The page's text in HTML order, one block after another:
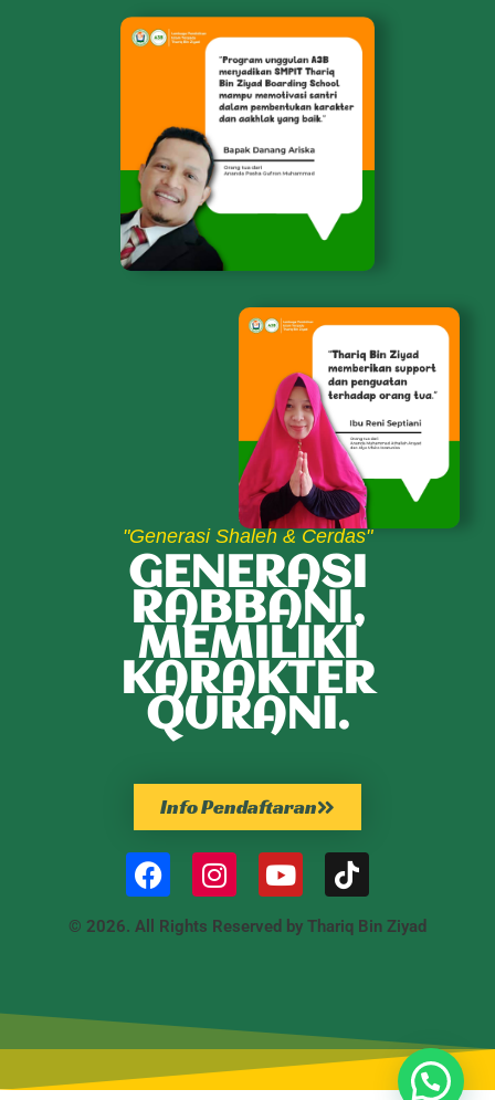
"Generasi Shaleh & Cerdas"
GENERASI
RABBANI,
MEMILIKI
KARAKTER
QURANI.
Info Pendaftaran
© 2026. All Rights Reserved by Thariq Bin Ziyad